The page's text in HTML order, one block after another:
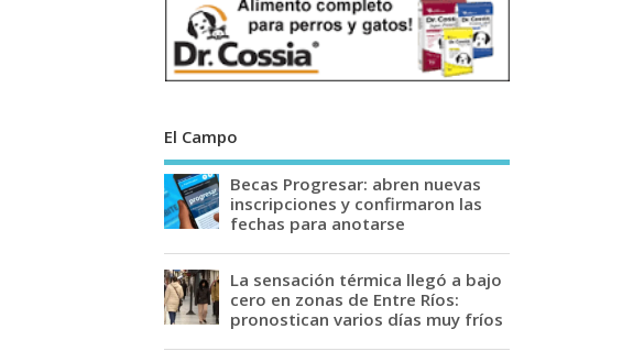
El Campo
Becas Progresar: abren nuevas
inscripciones y confirmaron las
fechas para anotarse
La sensación térmica llegó a bajo
cero en zonas de Entre Ríos:
pronostican varios días muy fríos